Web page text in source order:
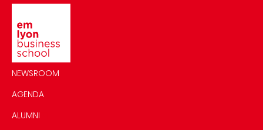
NEWSROOM
AGENDA
ALUMNI